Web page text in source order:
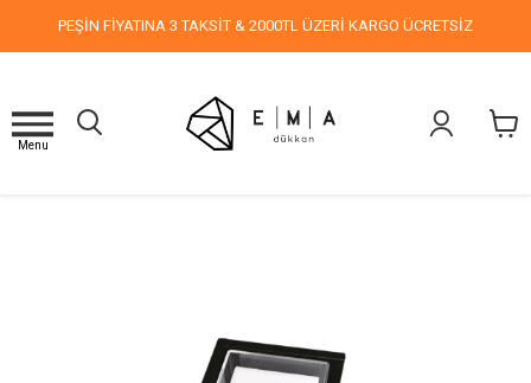
PEŞİN FİYATINA 3 TAKSİT & 2000TL ÜZERİ KARGO ÜCRETSİZ
Menu